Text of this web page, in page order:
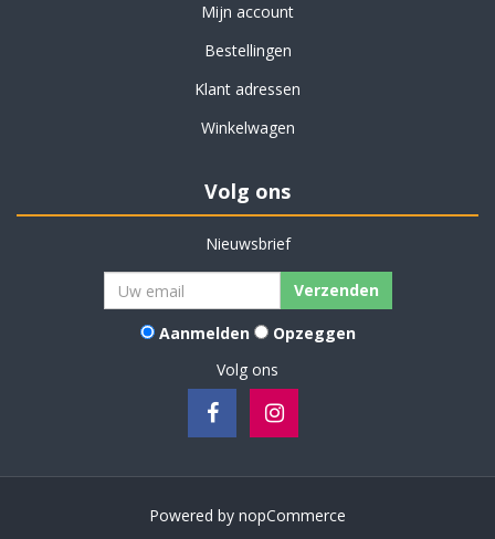
Mijn account
Bestellingen
Klant adressen
Winkelwagen
Volg ons
Nieuwsbrief
Verzenden
Aanmelden
Opzeggen
Volg ons
Powered by nopCommerce